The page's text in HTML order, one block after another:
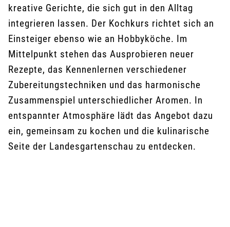
kreative Gerichte, die sich gut in den Alltag
integrieren lassen. Der Kochkurs richtet sich an
Einsteiger ebenso wie an Hobbyköche. Im
Mittelpunkt stehen das Ausprobieren neuer
Rezepte, das Kennenlernen verschiedener
Zubereitungstechniken und das harmonische
Zusammenspiel unterschiedlicher Aromen. In
entspannter Atmosphäre lädt das Angebot dazu
ein, gemeinsam zu kochen und die kulinarische
Seite der Landesgartenschau zu entdecken.